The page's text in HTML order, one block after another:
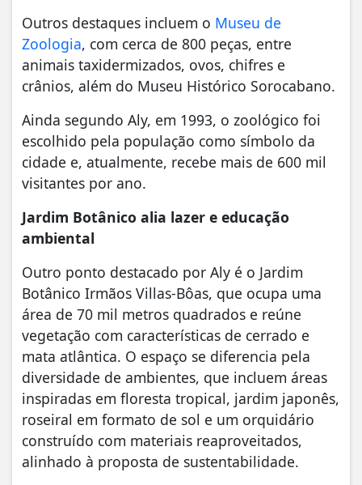
Outros destaques incluem o Museu de
Zoologia, com cerca de 800 peças, entre
animais taxidermizados, ovos, chifres e
crânios, além do Museu Histórico Sorocabano.
Ainda segundo Aly, em 1993, o zoológico foi
escolhido pela população como símbolo da
cidade e, atualmente, recebe mais de 600 mil
visitantes por ano.
Jardim Botânico alia lazer e educação
ambiental
Outro ponto destacado por Aly é o Jardim
Botânico Irmãos Villas-Bôas, que ocupa uma
área de 70 mil metros quadrados e reúne
vegetação com características de cerrado e
mata atlântica. O espaço se diferencia pela
diversidade de ambientes, que incluem áreas
inspiradas em floresta tropical, jardim japonês,
roseiral em formato de sol e um orquidário
construído com materiais reaproveitados,
alinhado à proposta de sustentabilidade.